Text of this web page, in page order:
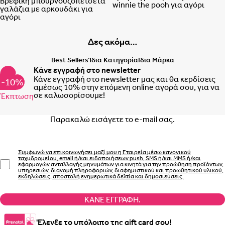
γαλάζια με αρκουδάκι για
αγόρι
winnie the pooh για αγόρι
Δες ακόμα…
Best SellersΊδια ΚατηγορίαΙδια Μάρκα
-10%
Έκπτωση
Κάνε εγγραφή στο newsletter
Κάνε εγγραφή στο newsletter μας και θα κερδίσεις
αμέσως 10% στην επόμενη online αγορά σου, για να
σε καλωσορίσουμε!
Συμφωνώ να επικοινωνήσει μαζί μου η Εταιρεία μέσω κανονικού
ταχυδρομείου, email ή/και ειδοποιήσεων push, SMS ή/και MMS ή/και
εφαρμογών ανταλλαγής μηνυμάτων για κινητά για την προώθηση προϊόντων,
υπηρεσιών, διανομή πληροφοριών, διαφημιστικού και προωθητικού υλικού,
εκδηλώσεις, αποστολή ενημερωτικά δελτία και δημοσιεύσεις.
ΚΆΝΕ ΕΓΓΡΑΦΉ.
'Ελεγξε το υπόλοιπο της gift card σου!